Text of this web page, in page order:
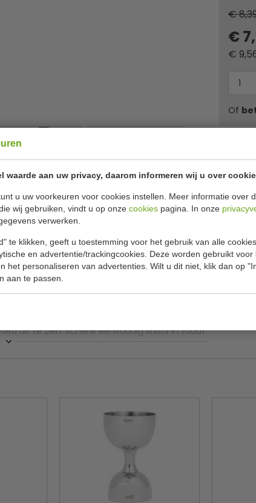
waarde aan uw privacy, daarom informeren wij u over
u uw voorkeuren voor cookies instellen. Meer informatie over
wij gebruiken, vindt u op onze cookies pagina. In onze
verwerken.
te klikken, geeft u toestemming voor het gebruik van alle
en advertentie/trackingcookies. Deze worden gebruikt voor
het personaliseren van advertenties. Wilt u dit niet, klik dan op
aan te passen.
€
€
€
Of
✔
stamper 27cm
van Olympia. Met een lang
opgebouwd en gemixt, ongeacht hoe hoog
Met een ingebouwde stamper kunt u
te gebruiken - dat bespaart tijd en extra
uit te zien. Schenk eenvoudig shots in zodat
slok zo goed mogelijk smaakt.